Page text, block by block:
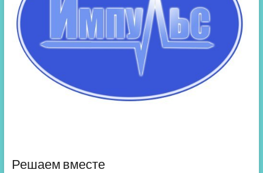
Решаем вместе